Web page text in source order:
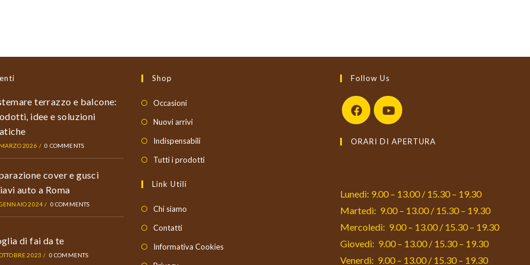
terrazzo e balcone:
idee e soluzioni
2026 / 0 COMMENTS
cover e gusci
auto a Roma
2024 / 0 COMMENTS
di fai da te
2023 / 0 COMMENTS
Shop
Occasioni
Nuovi arrivi
Indispensabili
Tutti i prodotti
Link Utili
Chi siamo
Contatti
Informativa Cookies
Follow Us
in
tab
in
tab
ORARI DI APERTURA
Lunedì: 9.00 – 13.00 / 15.30 – 19.30
Martedì: 9.00 – 13.00 / 15.30 – 19.30
Mercoledì: 9.00 – 13.00 / 15.30 – 19.30
Giovedì: 9.00 – 13.00 / 15.30 – 19.30
Venerdì: 9.00 – 13.00 / 15.30 – 19.30